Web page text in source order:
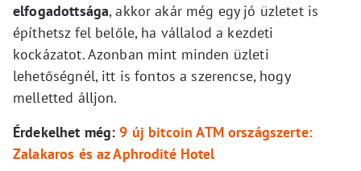
elfogadottsága, akkor akár még egy jó üzletet is
építhetsz fel belőle, ha vállalod a kezdeti
kockázatot. Azonban mint minden üzleti
lehetőségnél, itt is fontos a szerencse, hogy
melletted álljon.
Érdekelhet még: 9 új bitcoin ATM országszerte:
Zalakaros és az Aphrodité Hotel